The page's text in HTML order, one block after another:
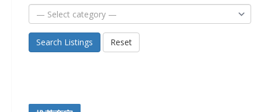
Search Listings Reset